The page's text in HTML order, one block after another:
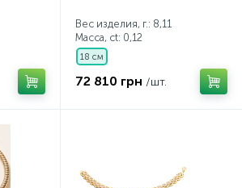
Вес изделия, г.: 8,11
Масса, ct: 0,12
18 см
72 810 грн /шт.